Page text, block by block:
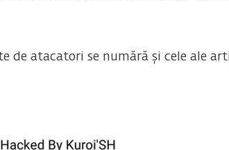
atacatori se numără și cele ale